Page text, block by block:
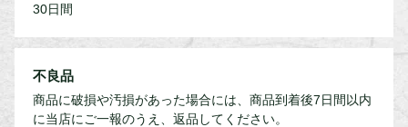
30日間
不良品
商品に破損や汚損があった場合には、商品到着後7日間以内
に当店にご一報のうえ、返品してください。